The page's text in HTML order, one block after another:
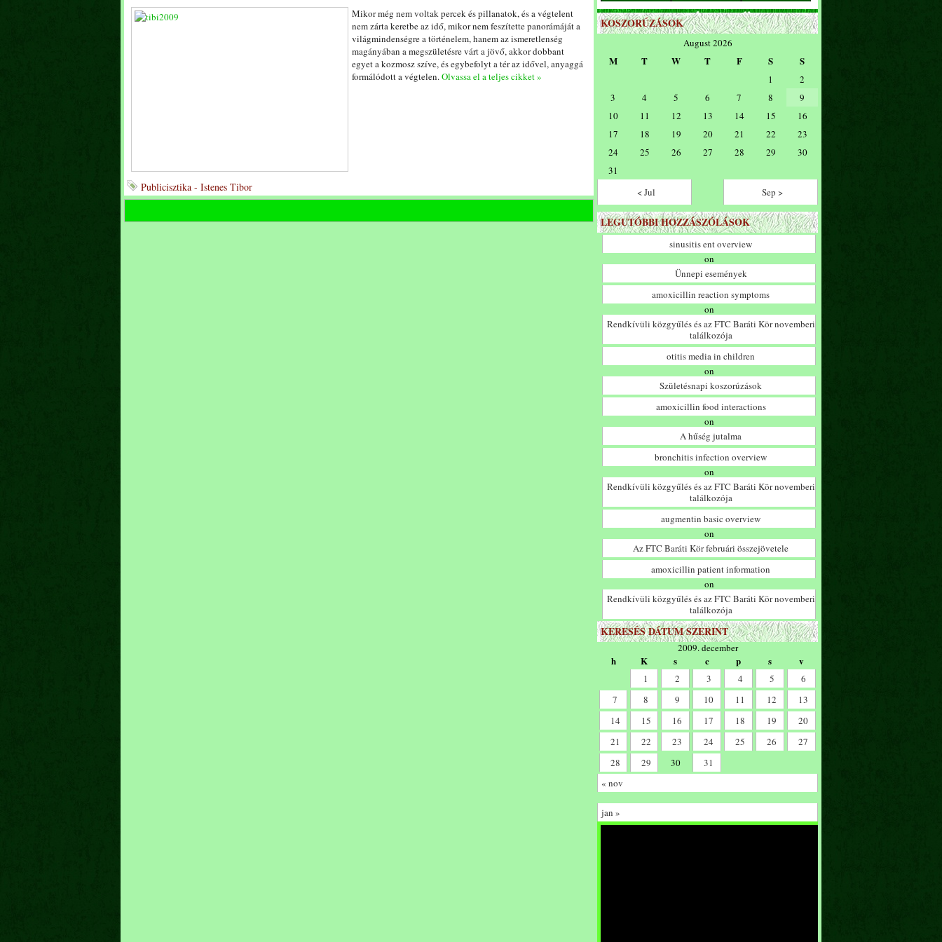
Mikor még nem voltak percek és pillanatok, és a végtelent
nem zárta keretbe az idő, mikor nem feszítette panorámáját a
világmindenségre a történelem, hanem az ismeretlenség
magányában a megszületésre várt a jövő, akkor dobbant
egyet a kozmosz szíve, és egybefolyt a tér az idővel, anyaggá
formálódott a végtelen.Olvassa el a teljes cikket »
Publicisztika - Istenes Tibor
KOSZORÚZÁSOK
August 2026
M T W T F S S
1
2
3
4 5 6 7 8
9
10
11 12 13 14 15
16
17
18 19 20 21 22
23
24
25 26 27 28 29
30
31
< Jul
Sep >
LEGUTÓBBI HOZZÁSZÓLÁSOK
sinusitis ent overview
on
Ünnepi események
amoxicillin reaction symptoms
on
Rendkívüli közgyűlés és az FTC Baráti Kör novemberi
találkozója
otitis media in children
on
Születésnapi koszorúzások
amoxicillin food interactions
on
A hűség jutalma
bronchitis infection overview
on
Rendkívüli közgyűlés és az FTC Baráti Kör novemberi
találkozója
augmentin basic overview
on
Az FTC Baráti Kör februári összejövetele
amoxicillin patient information
on
Rendkívüli közgyűlés és az FTC Baráti Kör novemberi
találkozója
KERESÉS DÁTUM SZERINT
2009. december
h K s c p s v
1 2 3 4 5
6
7
8 9 10 11 12
13
14
15 16 17 18 19
20
21
22 23 24 25 26
27
28
29 30
31
« nov
jan »